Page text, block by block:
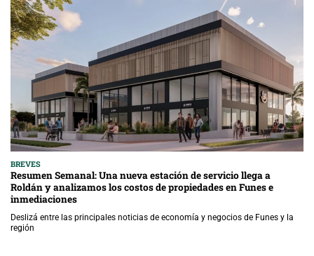
BREVES
Resumen Semanal: Una nueva estación de servicio llega a
Roldán y analizamos los costos de propiedades en Funes e
inmediaciones
Deslizá entre las principales noticias de economía y negocios de Funes y la
región